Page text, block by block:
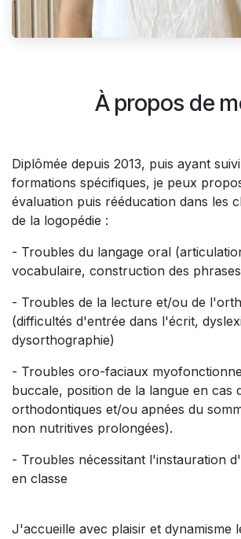
À propos de
Diplômée depuis 2013, puis ayant
formations spécifiques, je peux
évaluation puis rééducation dans les
de la logopédie :
- Troubles du langage oral
vocabulaire, construction des
- Troubles de la lecture et/ou de
(difficultés d'entrée dans l'écrit,
dysorthographie)
- Troubles oro-faciaux
buccale, position de la langue en cas
orthodontiques et/ou apnées du
non nutritives prolongées).
- Troubles nécessitant l'instauration
en classe
J'accueille avec plaisir et dynamisme